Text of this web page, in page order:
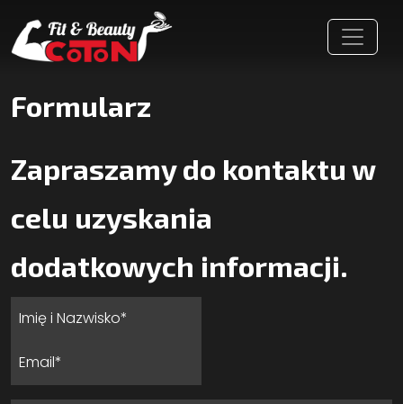
Formularz
Zapraszamy do kontaktu w
celu uzyskania
dodatkowych informacji.